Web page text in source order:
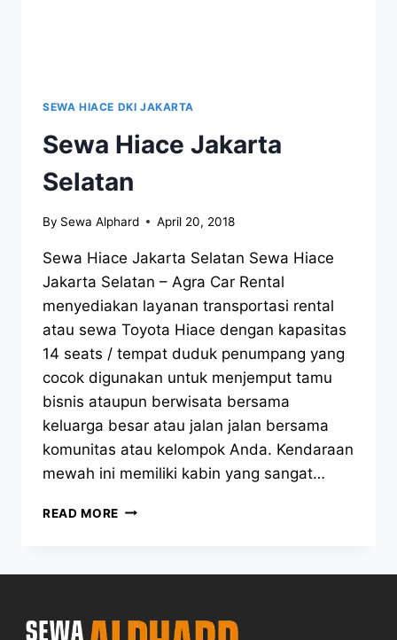
SEWA HIACE DKI JAKARTA
Sewa Hiace Jakarta
Selatan
By Sewa Alphard April 20, 2018
Sewa Hiace Jakarta Selatan Sewa Hiace
Jakarta Selatan – Agra Car Rental
menyediakan layanan transportasi rental
atau sewa Toyota Hiace dengan kapasitas
14 seats / tempat duduk penumpang yang
cocok digunakan untuk menjemput tamu
bisnis ataupun berwisata bersama
keluarga besar atau jalan jalan bersama
komunitas atau kelompok Anda. Kendaraan
mewah ini memiliki kabin yang sangat…
READ MORE SEWA